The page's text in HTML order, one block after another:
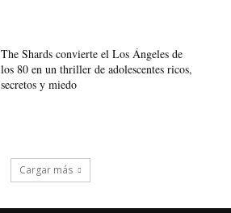
The Shards convierte el Los Ángeles de
los 80 en un thriller de adolescentes ricos,
secretos y miedo
Cargar más